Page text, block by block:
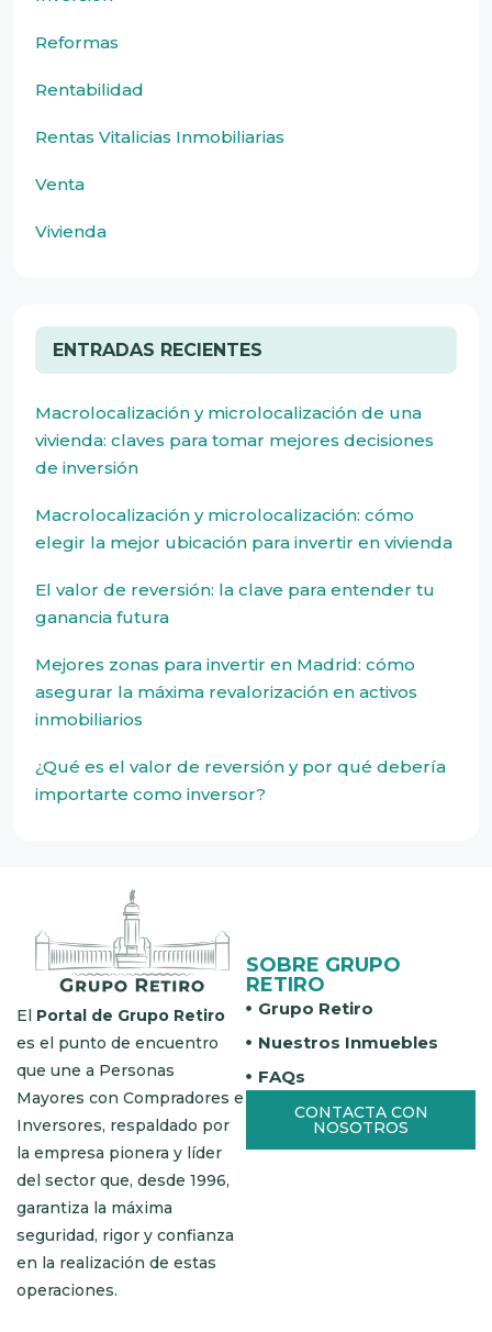
Reformas
Rentabilidad
Rentas Vitalicias Inmobiliarias
Venta
Vivienda
ENTRADAS RECIENTES
Macrolocalización y microlocalización de una
vivienda: claves para tomar mejores decisiones
de inversión
Macrolocalización y microlocalización: cómo
elegir la mejor ubicación para invertir en vivienda
El valor de reversión: la clave para entender tu
ganancia futura
Mejores zonas para invertir en Madrid: cómo
asegurar la máxima revalorización en activos
inmobiliarios
¿Qué es el valor de reversión y por qué debería
importarte como inversor?
El Portal de Grupo Retiro
es el punto de encuentro
que une a Personas
Mayores con Compradores e
Inversores, respaldado por
la empresa pionera y líder
del sector que, desde 1996,
garantiza la máxima
seguridad, rigor y confianza
en la realización de estas
operaciones.
SOBRE GRUPO
RETIRO
Grupo Retiro
Nuestros Inmuebles
FAQs
CONTACTA CON
NOSOTROS